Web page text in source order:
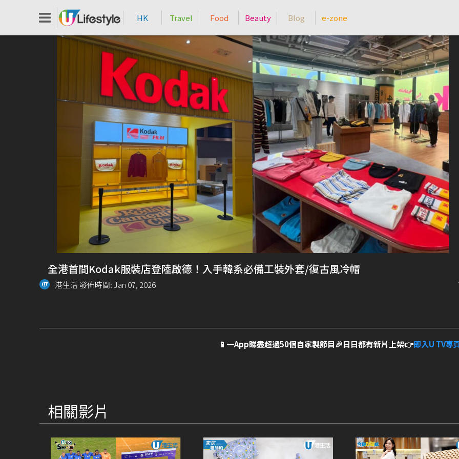
HK Travel Food Beauty Blog e-zone
全港首間Kodak服裝店登陸啟德！入手韓系必備工裝外套/復古風冷帽
港生活 發佈時間: Jan 07, 2026
📱一App睇盡超過50個自家製節目🎉日日都有新片上架👉即入U TV專
相關影片